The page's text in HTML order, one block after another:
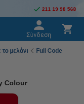
211 19 98 568
Σύνδεση
μελάνι
Full Code
Colour